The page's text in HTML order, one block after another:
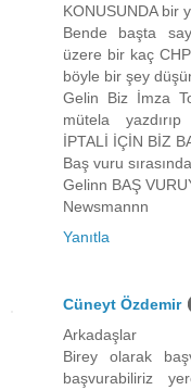
KONUSUNDA bir
Bende başta
üzere bir kaç
böyle bir şey
Gelin Biz İmza
mütela
İPTALİ İÇİN BİZ
Baş vuru
Gelinn BAŞ
Newsmannn
Yanıtla
Cüneyt Özdemir
Arkadaşlar
Birey olarak
başvurabiliriz